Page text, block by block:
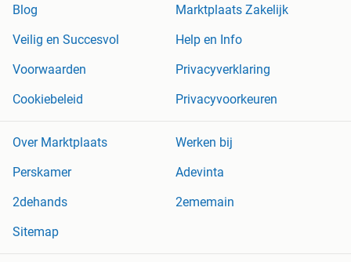
Blog
Marktplaats Zakelijk
Veilig en Succesvol
Help en Info
Voorwaarden
Privacyverklaring
Cookiebeleid
Privacyvoorkeuren
Over Marktplaats
Werken bij
Perskamer
Adevinta
2dehands
2ememain
Sitemap